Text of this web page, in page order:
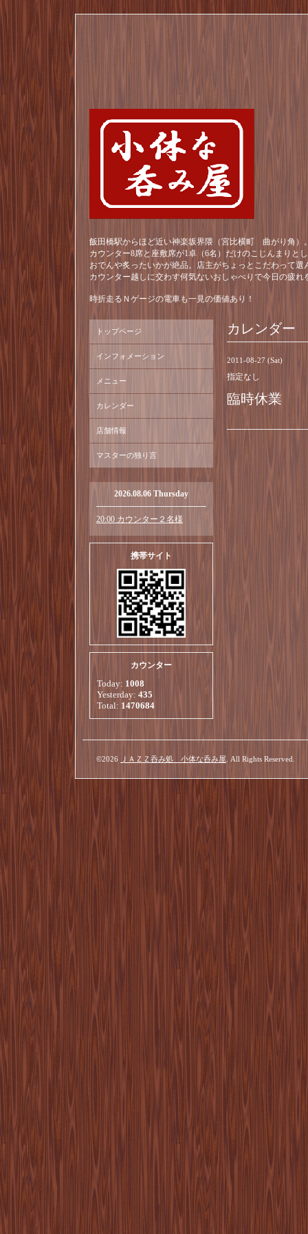
飯田橋駅からほど近い神楽坂界隈（宮比横町 曲がり角）
カウンター8席と座敷席が1卓（6名）だけのこじんまりと
おでんや炙ったいかが絶品。店主がちょっとこだわって
カウンター越しに交わす何気ないおしゃべりで今日の疲れ
時折走るＮゲージの電車も一見の価値あり！
カレンダー
2011-08-27 (Sat)
指定なし
臨時休業
トップページ
インフォメーション
メニュー
カレンダー
店舗情報
マスターの独り言
2026.08.06 Thursday
20:00 カウンター２名様
携帯サイト
カウンター
Today: 1008
Yesterday: 435
Total: 1470684
©2026 ＪＡＺＺ呑み処 小体な呑み屋 . All Rights Reserved.